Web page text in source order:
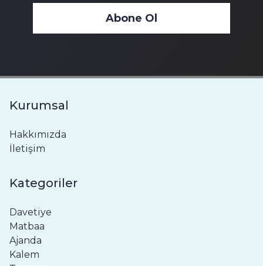
Abone Ol
Kurumsal
Hakkımızda
İletişim
Kategoriler
Davetiye
Matbaa
Ajanda
Kalem